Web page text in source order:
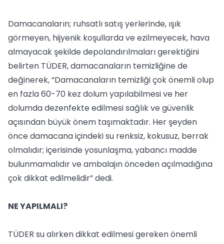
Damacanaların; ruhsatlı satış yerlerinde, ışık
görmeyen, hijyenik koşullarda ve ezilmeyecek, hava
almayacak şekilde depolandırılmaları gerektiğini
belirten TÜDER, damacanaların temizliğine de
değinerek, “Damacanaların temizliği çok önemli olup
en fazla 60-70 kez dolum yapılabilmesi ve her
dolumda dezenfekte edilmesi sağlık ve güvenlik
açısından büyük önem taşımaktadır. Her şeyden
önce damacana içindeki su renksiz, kokusuz, berrak
olmalıdır; içerisinde yosunlaşma, yabancı madde
bulunmamalıdır ve ambalajın önceden açılmadığına
çok dikkat edilmelidir” dedi.
NE YAPILMALI?
TÜDER su alırken dikkat edilmesi gereken önemli